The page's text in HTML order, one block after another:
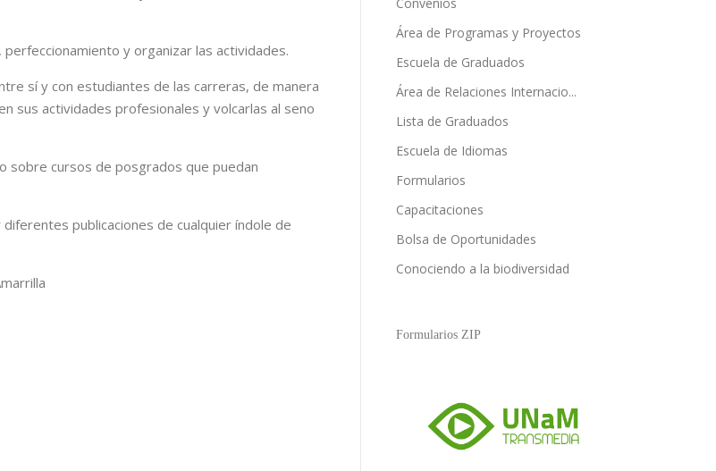
y organizar las actividades.
sí y con estudiantes de las carreras, de manera
sus actividades profesionales y volcarlas al seno
sobre cursos de posgrados que puedan
publicaciones de cualquier índole de
Convenios
Área de Programas y Proyectos
Escuela de Graduados
Área de Relaciones Internacio...
Lista de Graduados
Escuela de Idiomas
Formularios
Capacitaciones
Bolsa de Oportunidades
Conociendo a la biodiversidad
Formularios ZIP